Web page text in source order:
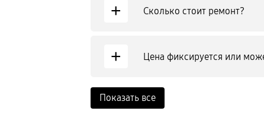
+ Сколько стоит ремонт?
+ Цена фиксируется или
Показать все